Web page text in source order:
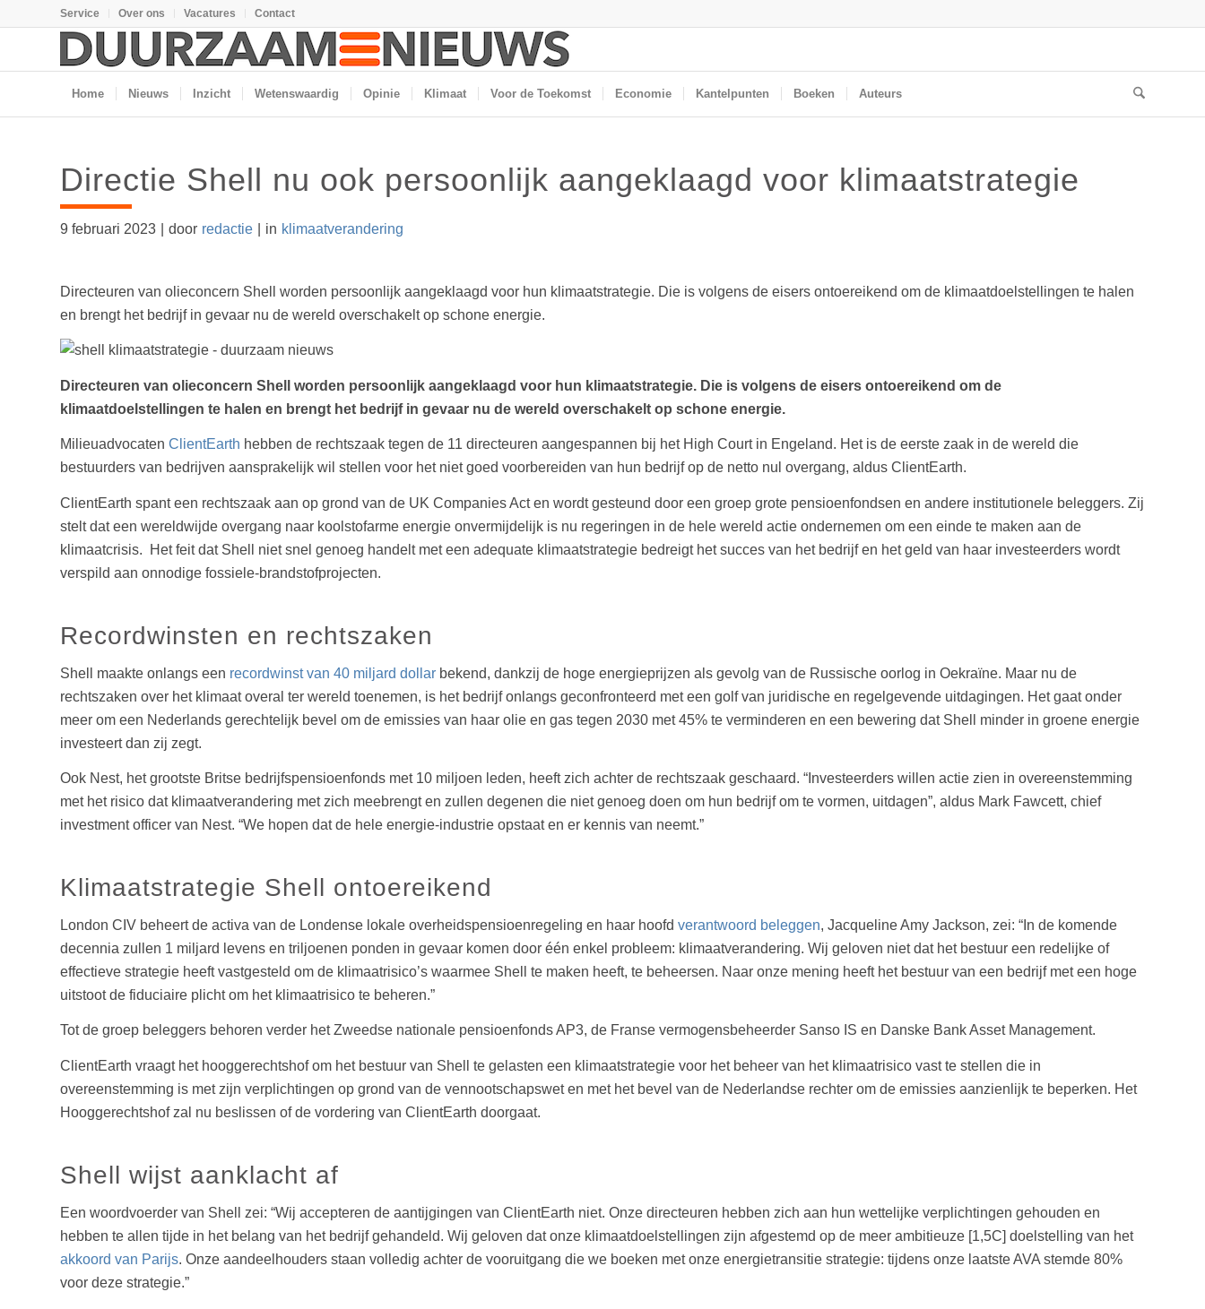
Service Over ons Vacatures Contact
Home Nieuws Inzicht Wetenswaardig Opinie Klimaat Voor de Toekomst Economie Kantelpunten Boeken Auteurs
Directie Shell nu ook persoonlijk aangeklaagd voor klimaatstrategie
9 februari 2023 door redactie in klimaatverandering
Directeuren van olieconcern Shell worden persoonlijk aangeklaagd voor hun klimaatstrategie. Die is volgens de eisers ontoereikend om de klimaatdoelstellingen te halen
en brengt het bedrijf in gevaar nu de wereld overschakelt op schone energie.
Directeuren van olieconcern Shell worden persoonlijk aangeklaagd voor hun klimaatstrategie. Die is volgens de eisers ontoereikend om de
klimaatdoelstellingen te halen en brengt het bedrijf in gevaar nu de wereld overschakelt op schone energie.
Milieuadvocaten ClientEarth hebben de rechtszaak tegen de 11 directeuren aangespannen bij het High Court in Engeland. Het is de eerste zaak in de wereld die
bestuurders van bedrijven aansprakelijk wil stellen voor het niet goed voorbereiden van hun bedrijf op de netto nul overgang, aldus ClientEarth.
ClientEarth spant een rechtszaak aan op grond van de UK Companies Act en wordt gesteund door een groep grote pensioenfondsen en andere institutionele beleggers. Zij
stelt dat een wereldwijde overgang naar koolstofarme energie onvermijdelijk is nu regeringen in de hele wereld actie ondernemen om een einde te maken aan de
klimaatcrisis. Het feit dat Shell niet snel genoeg handelt met een adequate klimaatstrategie bedreigt het succes van het bedrijf en het geld van haar investeerders wordt
verspild aan onnodige fossiele-brandstofprojecten.
Recordwinsten en rechtszaken
Shell maakte onlangs een recordwinst van 40 miljard dollar bekend, dankzij de hoge energieprijzen als gevolg van de Russische oorlog in Oekraïne. Maar nu de
rechtszaken over het klimaat overal ter wereld toenemen, is het bedrijf onlangs geconfronteerd met een golf van juridische en regelgevende uitdagingen. Het gaat onder
meer om een Nederlands gerechtelijk bevel om de emissies van haar olie en gas tegen 2030 met 45% te verminderen en een bewering dat Shell minder in groene energie
investeert dan zij zegt.
Ook Nest, het grootste Britse bedrijfspensioenfonds met 10 miljoen leden, heeft zich achter de rechtszaak geschaard. “Investeerders willen actie zien in overeenstemming
met het risico dat klimaatverandering met zich meebrengt en zullen degenen die niet genoeg doen om hun bedrijf om te vormen, uitdagen”, aldus Mark Fawcett, chief
investment officer van Nest. “We hopen dat de hele energie-industrie opstaat en er kennis van neemt.”
Klimaatstrategie Shell ontoereikend
London CIV beheert de activa van de Londense lokale overheidspensioenregeling en haar hoofd verantwoord beleggen, Jacqueline Amy Jackson, zei: “In de komende
decennia zullen 1 miljard levens en triljoenen ponden in gevaar komen door één enkel probleem: klimaatverandering. Wij geloven niet dat het bestuur een redelijke of
effectieve strategie heeft vastgesteld om de klimaatrisico’s waarmee Shell te maken heeft, te beheersen. Naar onze mening heeft het bestuur van een bedrijf met een hoge
uitstoot de fiduciaire plicht om het klimaatrisico te beheren.”
Tot de groep beleggers behoren verder het Zweedse nationale pensioenfonds AP3, de Franse vermogensbeheerder Sanso IS en Danske Bank Asset Management.
ClientEarth vraagt het hooggerechtshof om het bestuur van Shell te gelasten een klimaatstrategie voor het beheer van het klimaatrisico vast te stellen die in
overeenstemming is met zijn verplichtingen op grond van de vennootschapswet en met het bevel van de Nederlandse rechter om de emissies aanzienlijk te beperken. Het
Hooggerechtshof zal nu beslissen of de vordering van ClientEarth doorgaat.
Shell wijst aanklacht af
Een woordvoerder van Shell zei: “Wij accepteren de aantijgingen van ClientEarth niet. Onze directeuren hebben zich aan hun wettelijke verplichtingen gehouden en
hebben te allen tijde in het belang van het bedrijf gehandeld. Wij geloven dat onze klimaatdoelstellingen zijn afgestemd op de meer ambitieuze [1,5C] doelstelling van het
akkoord van Parijs. Onze aandeelhouders staan volledig achter de vooruitgang die we boeken met onze energietransitie strategie: tijdens onze laatste AVA stemde 80%
voor deze strategie.”